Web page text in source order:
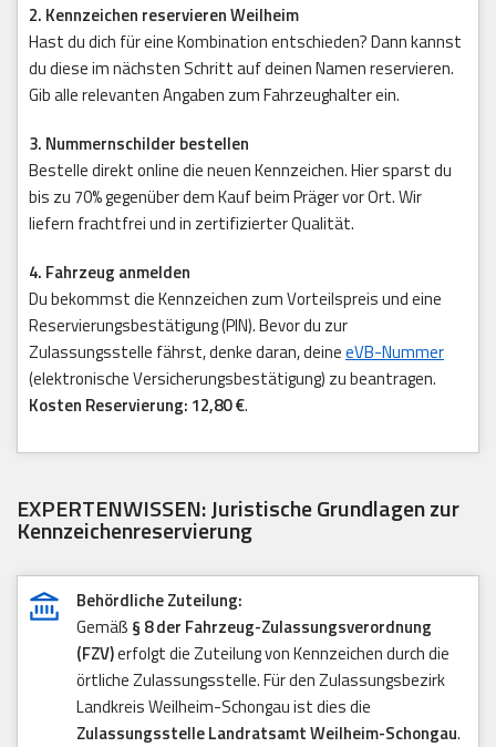
2. Kennzeichen reservieren Weilheim
Hast du dich für eine Kombination entschieden? Dann kannst
du diese im nächsten Schritt auf deinen Namen reservieren.
Gib alle relevanten Angaben zum Fahrzeughalter ein.
3. Nummernschilder bestellen
Bestelle direkt online die neuen Kennzeichen. Hier sparst du
bis zu 70% gegenüber dem Kauf beim Präger vor Ort. Wir
liefern frachtfrei und in zertifizierter Qualität.
4. Fahrzeug anmelden
Du bekommst die Kennzeichen zum Vorteilspreis und eine
Reservierungsbestätigung (PIN). Bevor du zur
Zulassungsstelle fährst, denke daran, deineeVB-Nummer
(elektronische Versicherungsbestätigung) zu beantragen.
Kosten Reservierung: 12,80 €.
EXPERTENWISSEN: Juristische Grundlagen zur
Kennzeichenreservierung
Behördliche Zuteilung:
Gemäß § 8 der Fahrzeug-Zulassungsverordnung
(FZV)erfolgt die Zuteilung von Kennzeichen durch die
örtliche Zulassungsstelle. Für den Zulassungsbezirk
Landkreis Weilheim-Schongau ist dies die
Zulassungsstelle Landratsamt Weilheim-Schongau.